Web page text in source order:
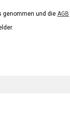
genommen und die AGB